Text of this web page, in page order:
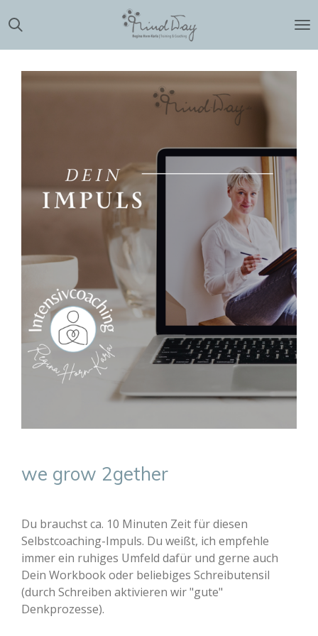
Hauptinhalt
springen
we grow 2gether
Du brauchst ca. 10 Minuten Zeit für diesen
Selbstcoaching-Impuls. Du weißt, ich empfehle
immer ein ruhiges Umfeld dafür und gerne auch
Dein Workbook oder beliebiges Schreibutensil
(durch Schreiben aktivieren wir "gute"
Denkprozesse).